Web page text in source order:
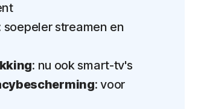
soepeler streamen en
: nu ook smart-tv's
: voor